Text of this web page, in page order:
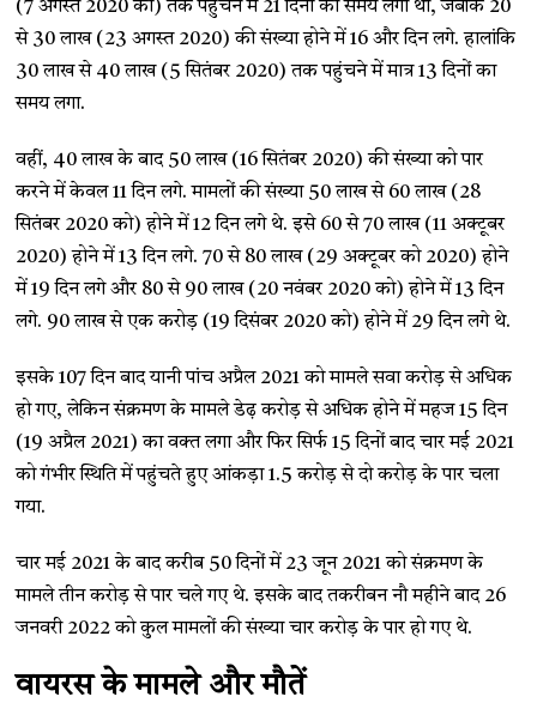
(7 अगस्त 2020 को) तक पहुंचने में 21 दिनों का समय लगा था, जबकि 20
से 30 लाख (23 अगस्त 2020) की संख्या होने में 16 और दिन लगे. हालांकि
30 लाख से 40 लाख (5 सितंबर 2020) तक पहुंचने में मात्र 13 दिनों का
समय लगा.
वहीं, 40 लाख के बाद 50 लाख (16 सितंबर 2020) की संख्या को पार
करने में केवल 11 दिन लगे. मामलों की संख्या 50 लाख से 60 लाख (28
सितंबर 2020 को) होने में 12 दिन लगे थे. इसे 60 से 70 लाख (11 अक्टूबर
2020) होने में 13 दिन लगे. 70 से 80 लाख (29 अक्टूबर को 2020) होने
में 19 दिन लगे और 80 से 90 लाख (20 नवंबर 2020 को) होने में 13 दिन
लगे. 90 लाख से एक करोड़ (19 दिसंबर 2020 को) होने में 29 दिन लगे थे.
इसके 107 दिन बाद यानी पांच अप्रैल 2021 को मामले सवा करोड़ से अधिक
हो गए, लेकिन संक्रमण के मामले डेढ़ करोड़ से अधिक होने में महज 15 दिन
(19 अप्रैल 2021) का वक्त लगा और फिर सिर्फ 15 दिनों बाद चार मई 2021
को गंभीर स्थिति में पहुंचते हुए आंकड़ा 1.5 करोड़ से दो करोड़ के पार चला
गया.
चार मई 2021 के बाद करीब 50 दिनों में 23 जून 2021 को संक्रमण के
मामले तीन करोड़ से पार चले गए थे. इसके बाद तकरीबन नौ महीने बाद 26
जनवरी 2022 को कुल मामलों की संख्या चार करोड़ के पार हो गए थे.
वायरस के मामले और मौतें